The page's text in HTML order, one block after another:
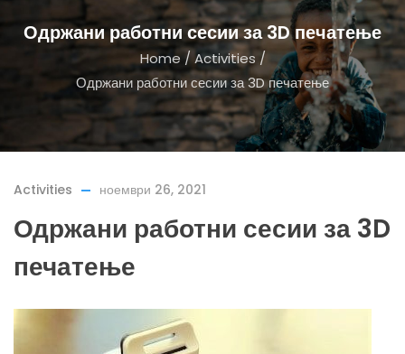
Одржани работни сесии за 3D печатење
Home/ Activities /
Одржани работни сесии за 3D печатење
Activities ноември 26, 2021
Одржани работни сесии за 3D
печатење